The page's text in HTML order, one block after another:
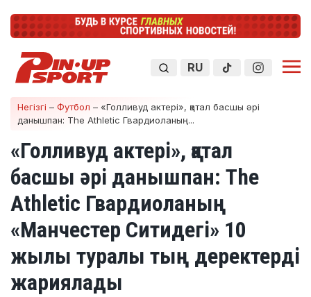
RU
Негізгі – Футбол – «Голливуд актері», қатал басшы әрі
данышпан: The Athletic Гвардиоланың...
«Голливуд актері», қатал
басшы әрі данышпан: The
Athletic Гвардиоланың
«Манчестер Ситидегі» 10
жылы туралы тың деректерді
жариялады